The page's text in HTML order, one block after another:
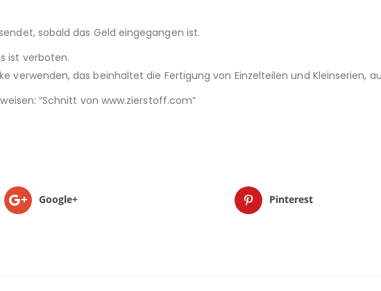
sobald das Geld eingegangen ist.
ist verboten.
verwenden, das beinhaltet die Fertigung von Einzelteilen und Kleinserien,
“Schnitt von www.zierstoff.com”
Google+ Pinterest